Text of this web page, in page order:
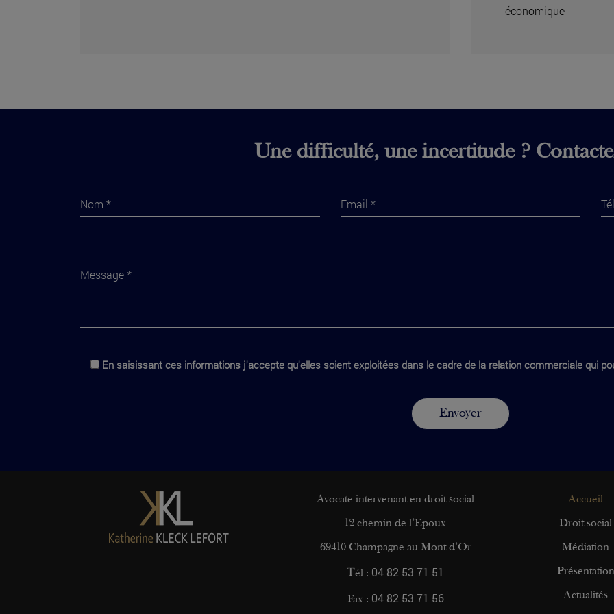
économique
Une difficulté, une incertitude ?
En saisissant ces informations j'accepte qu'elles soient exploitées dans le cadre de la relation commerciale qui
Avocate intervenant en droit social
12 chemin de l’Epoux
69410 Champagne au Mont d’Or
Tél : 04 82 53 71 51
Fax : 04 82 53 71 56
Accueil
Droit social
Médiation
Présentation
Actualités